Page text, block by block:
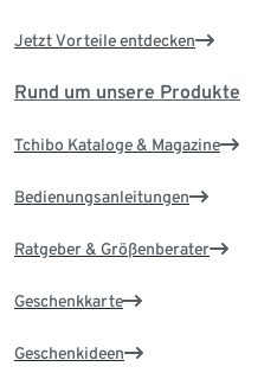
Jetzt Vorteile entdecken
Rund um unsere Produkte
Tchibo Kataloge & Magazine
Bedienungsanleitungen
Ratgeber & Größenberater
Geschenkkarte
Geschenkideen